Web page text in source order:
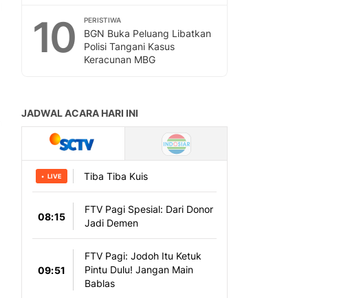
10 PERISTIWA
BGN Buka Peluang Libatkan
Polisi Tangani Kasus
Keracunan MBG